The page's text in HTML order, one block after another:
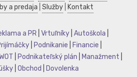
a predaja Služby Kontakt
a PR Vrtuľníky Autoškola
Podnikanie Financie
Podnikateľský plán Manažment
Obchod Dovolenka